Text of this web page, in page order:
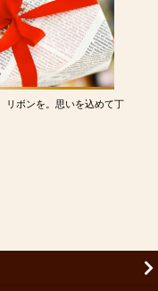
リボンを。思いを込めて丁